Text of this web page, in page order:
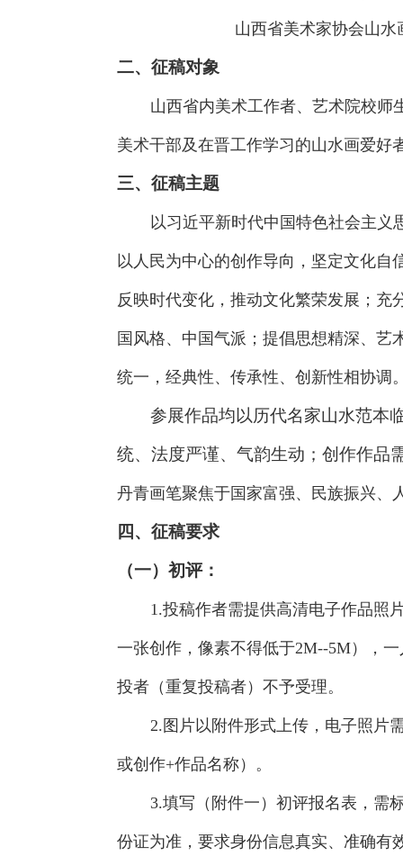
山西省美术家协会山水
二、征稿对象
山西省内美术工作者、艺术院校师
美术干部及在晋工作学习的山水画爱好
三、征稿主题
以习近平新时代中国特色社会主义
以人民为中心的创作导向，坚定文化自
反映时代变化，推动文化繁荣发展；充
国风格、中国气派；提倡思想精深、艺
统一，经典性、传承性、创新性相协
参展作品均以历代名家山水范本
统、法度严谨、气韵生动；创作作品
丹青画笔聚焦于国家富强、民族振兴、
四、征稿要求
（一）初评：
1.投稿作者需提供高清电子作品照
一张创作，像素不得低于2M--5M），
投者（重复投稿者）不予受理。
2.图片以附件形式上传，电子照片
或创作+作品名称）。
3.填写（附件一）初评报名表，需
份证为准，要求身份信息真实、准确有